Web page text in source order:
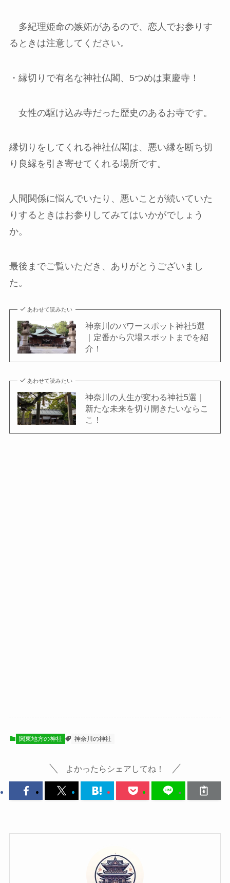
多紀理姫命の嫉妬があるので、恋人でお参りす
るときは注意してください。
・縁切りで有名な神社仏閣、5つめは東慶寺！
女性の駆け込み寺だった歴史のあるお寺です。
縁切りをしてくれる神社仏閣は、悪い縁を断ち切
り良縁を引き寄せてくれる場所です。
人間関係に悩んでいたり、悪いことが続いていた
りするときはお参りしてみてはいかがでしょう
か。
最後までご覧いただき、ありがとうございまし
た。
あわせて読みたい
神奈川のパワースポット神社5選
｜定番から穴場スポットまでを紹
介！
あわせて読みたい
神奈川の⼈⽣が変わる神社5選｜
新たな未来を切り開きたいならこ
こ！
関東地方の神社 神奈川の神社
よかったらシェアしてね！